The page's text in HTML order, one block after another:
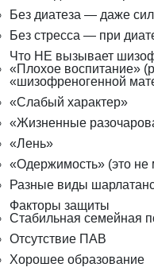
Без диатеза — даже
Без стресса — при
Что НЕ вызывает
«Плохое воспитание»
«шизофреногенной
«Слабый характер»
«Жизненные
«Лень»
«Одержимость» (это не
Разные виды
Факторы защиты
Стабильная семейная
Отсутствие ПАВ
Хорошее образование